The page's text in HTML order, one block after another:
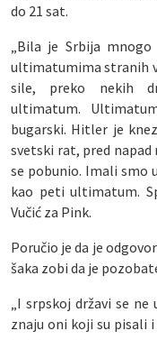
do 21 sat.
„Bila je Srbija
ultimatumima stranih
sile, preko nekih
ultimatum.
bugarski. Hitler je
svetski rat, pred
se pobunio. Imali smo
kao peti ultimatum.
Vučić za Pink.
Poručio je da je
šaka zobi da je
„I srpskoj državi se
znaju oni koji su pisali